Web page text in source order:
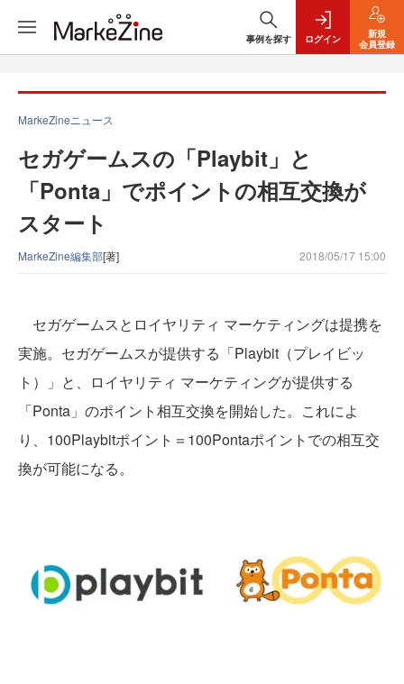
事例を探す ログイン
新規
会員登録
MarkeZineニュース
セガゲームスの「Playbit」と
「Ponta」でポイントの相互交換が
スタート
MarkeZine編集部[著] 2018/05/17 15:00
セガゲームスとロイヤリティ マーケティングは提携を
実施。セガゲームスが提供する「Playbit（プレイビッ
ト）」と、ロイヤリティ マーケティングが提供する
「Ponta」のポイント相互交換を開始した。これによ
り、100Playbitポイント＝100Pontaポイントでの相互交
換が可能になる。